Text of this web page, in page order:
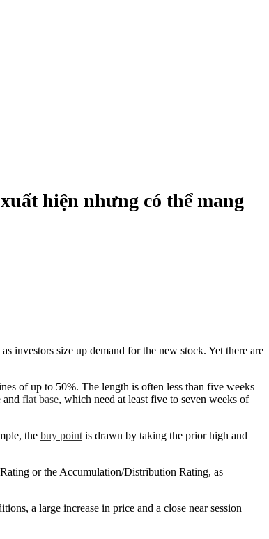
hiện nhưng có thể mang
investors size up demand for the new stock. Yet there are
of up to 50%. The length is often less than five weeks
and flat base, which need at least five to seven weeks of
the buy point is drawn by taking the prior high and
or the Accumulation/Distribution Rating, as
a large increase in price and a close near session